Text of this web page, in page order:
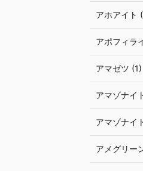
アホアイト
アポフィラ
アマゼツ (1)
アマゾナイ
アマゾナイ
アメグリー